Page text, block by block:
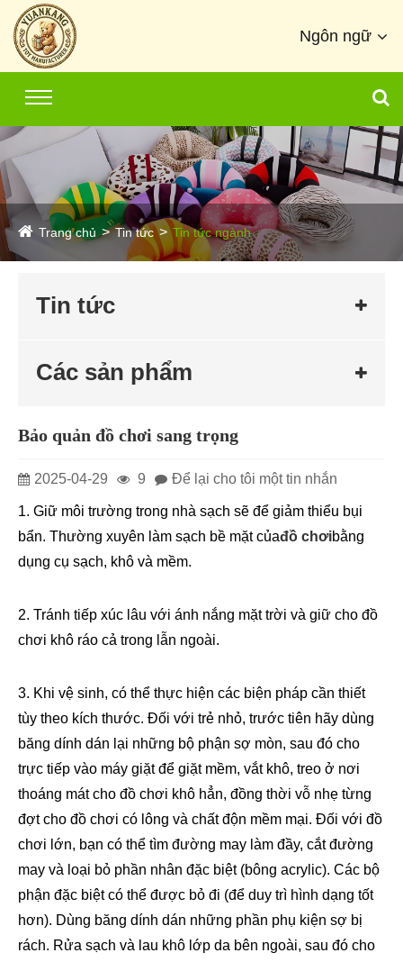
Ngôn ngữ
Trang chủ Tin tức Tin tức ngành
Tin tức
Các sản phẩm
Bảo quản đồ chơi sang trọng
2025-04-29 9 Để lại cho tôi một tin nhắn
1. Giữ môi trường trong nhà sạch sẽ để giảm thiểu bụi
bẩn. Thường xuyên làm sạch bề mặt củađồ chơibằng
dụng cụ sạch, khô và mềm.
2. Tránh tiếp xúc lâu với ánh nắng mặt trời và giữ cho đồ
chơi khô ráo cả trong lẫn ngoài.
3. Khi vệ sinh, có thể thực hiện các biện pháp cần thiết
tùy theo kích thước. Đối với trẻ nhỏ, trước tiên hãy dùng
băng dính dán lại những bộ phận sợ mòn, sau đó cho
trực tiếp vào máy giặt để giặt mềm, vắt khô, treo ở nơi
thoáng mát cho đồ chơi khô hẳn, đồng thời vỗ nhẹ từng
đợt cho đồ chơi có lông và chất độn mềm mại. Đối với đồ
chơi lớn, bạn có thể tìm đường may làm đầy, cắt đường
may và loại bỏ phần nhân đặc biệt (bông acrylic). Các bộ
phận đặc biệt có thể được bỏ đi (để duy trì hình dạng tốt
hơn). Dùng băng dính dán những phần phụ kiện sợ bị
rách. Rửa sạch và lau khô lớp da bên ngoài, sau đó cho